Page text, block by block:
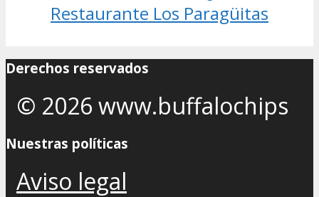
Restaurante Los Paragüitas
Derechos reservados
© 2026 www.buffalochips
Nuestras políticas
Aviso legal